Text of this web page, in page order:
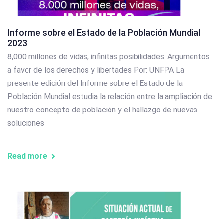
Informe sobre el Estado de la Población Mundial
2023
8,000 millones de vidas, infinitas posibilidades. Argumentos
a favor de los derechos y libertades Por: UNFPA La
presente edición del Informe sobre el Estado de la
Población Mundial estudia la relación entre la ampliación de
nuestro concepto de población y el hallazgo de nuevas
soluciones
Read more